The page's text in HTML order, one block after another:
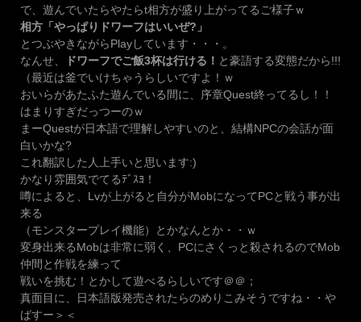
で、遊んでいたらやたらt相方が盛り上がってるご様子ｗ
相方「やっぱりドワーフはいいぜ?」
とつぶやきながらPlayしています・・・。
なんせ、
ドワーフでご飯3杯は行ける！ と豪語する変態だから!!!
（最近は釜でいけちゃうらしいですよ！ｗ
おいらがあたふた遊んでいる間に、序章Quest終ってるし！！
はまりすぎだっつーのｗ
まーQuestが日本語で理解しやすいのと、結構NPCの会話が面
白いかな?
これ翻訳した人上手いと思います:)
かなり雰囲気でてるﾃﾞｽﾖ！
噂によると、Lvが上がると自分がMobになってPCと戦う事が出
来る
（モンスタープレイ機能）とかなんとか・・ｗ
変身出来るMobは非常に弱く、PCにさくっと殺されるのでMob
仲間と作戦を練って
戦いを挑む！とかして遊べるらしいです＠＠；
真面目に、日本語版発売されたらのめりこみそうですね・・や
ばすー＞＜